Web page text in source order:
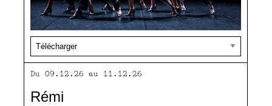
Du 09.12.26 au 11.12.26
Rémi